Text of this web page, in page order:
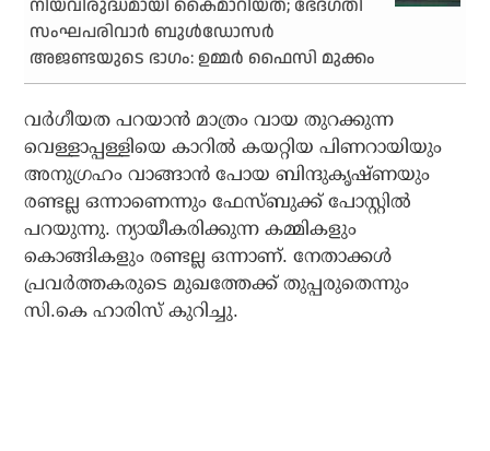
നിയവിരുദ്ധമായി കൈമാറിയത്; ഭേദഗതി
സംഘപരിവാര്‍ ബുള്‍ഡോസര്‍
അജണ്ടയുടെ ഭാഗം: ഉമ്മര്‍ ഫൈസി മുക്കം
വര്‍ഗീയത പറയാന്‍ മാത്രം വായ തുറക്കുന്ന
വെള്ളാപ്പള്ളിയെ കാറില്‍ കയറ്റിയ പിണറായിയും
അനുഗ്രഹം വാങ്ങാന്‍ പോയ ബിന്ദുകൃഷ്ണയും
രണ്ടല്ല ഒന്നാണെന്നും ഫേസ്ബുക്ക് പോസ്റ്റില്‍
പറയുന്നു. ന്യായീകരിക്കുന്ന കമ്മികളും
കൊങ്ങികളും രണ്ടല്ല ഒന്നാണ്. നേതാക്കള്‍
പ്രവര്‍ത്തകരുടെ മുഖത്തേക്ക് തുപ്പരുതെന്നും
സി.കെ ഹാരിസ് കുറിച്ചു.